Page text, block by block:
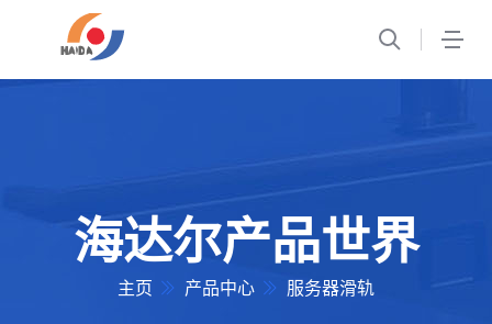
海达尔产品世界
主页 产品中心 服务器滑轨